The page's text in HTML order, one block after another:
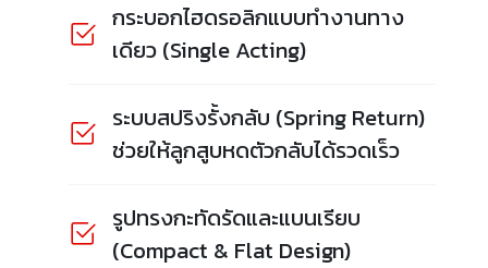
กระบอกไฮดรอลิกแบบทำงานทาง
เดียว (Single Acting)
ระบบสปริงรั้งกลับ (Spring Return)
ช่วยให้ลูกสูบหดตัวกลับได้รวดเร็ว
รูปทรงกะทัดรัดและแบนเรียบ
(Compact & Flat Design)